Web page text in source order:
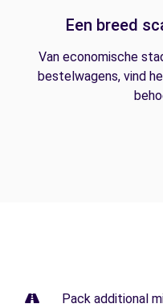
Een breed
Van economische
bestelwagens, vind
Pack additional